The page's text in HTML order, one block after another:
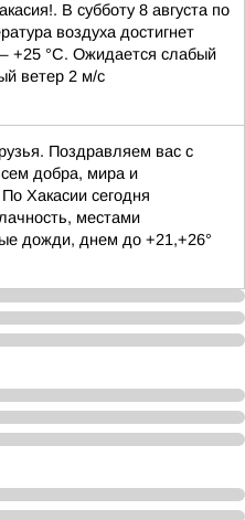
В субботу 8 августа по
воздуха достигнет
+25 °С. Ожидается слабый
ветер 2 м/с
Поздравляем вас с
добра, мира и
Хакасии сегодня
местами
дожди, днем до +21,+26°